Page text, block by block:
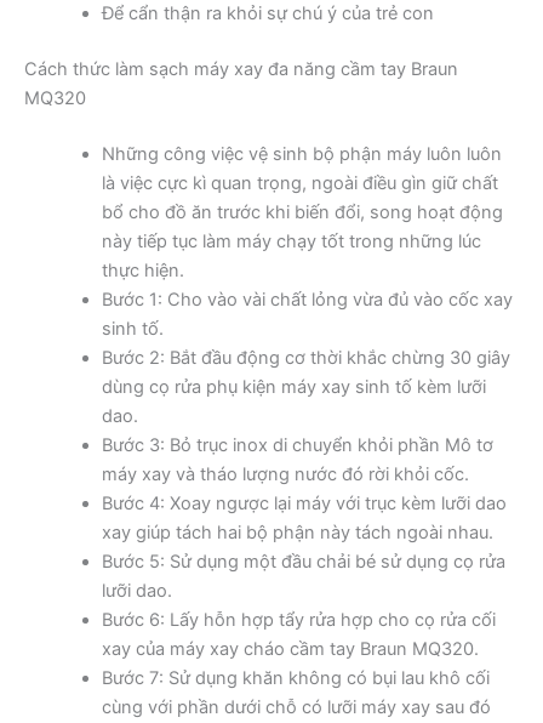
Để cẩn thận ra khỏi sự chú ý của trẻ con
Cách thức làm sạch máy xay đa năng cầm tay Braun
MQ320
Những công việc vệ sinh bộ phận máy luôn luôn
là việc cực kì quan trọng, ngoài điều gìn giữ chất
bổ cho đồ ăn trước khi biến đổi, song hoạt động
này tiếp tục làm máy chạy tốt trong những lúc
thực hiện.
Bước 1: Cho vào vài chất lỏng vừa đủ vào cốc xay
sinh tố.
Bước 2: Bắt đầu động cơ thời khắc chừng 30 giây
dùng cọ rửa phụ kiện máy xay sinh tố kèm lưỡi
dao.
Bước 3: Bỏ trục inox di chuyển khỏi phần Mô tơ
máy xay và tháo lượng nước đó rời khỏi cốc.
Bước 4: Xoay ngược lại máy với trục kèm lưỡi dao
xay giúp tách hai bộ phận này tách ngoài nhau.
Bước 5: Sử dụng một đầu chải bé sử dụng cọ rửa
lưỡi dao.
Bước 6: Lấy hỗn hợp tẩy rửa hợp cho cọ rửa cối
xay của máy xay cháo cầm tay Braun MQ320.
Bước 7: Sử dụng khăn không có bụi lau khô cối
cùng với phần dưới chỗ có lưỡi máy xay sau đó